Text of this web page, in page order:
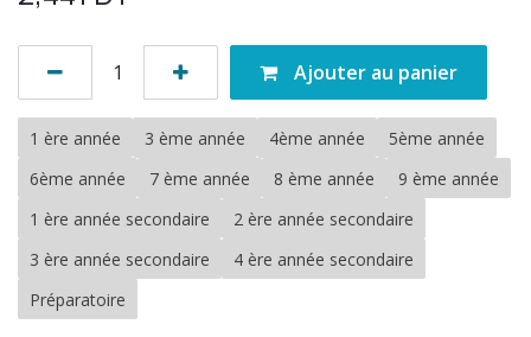
Ajouter au panier
1 ère année 3 ème année 4ème année
5ème année
6ème année
7 ème année 8 ème année
9 ème année
1 ère année secondaire
2 ère année secondaire
3 ère année secondaire
4 ère année secondaire
Préparatoire